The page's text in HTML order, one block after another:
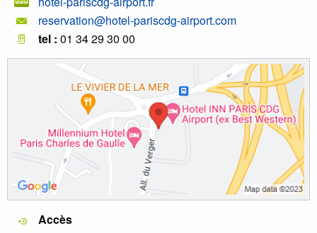
reservation@hotel-pariscdg-airport.com
tel : 01 34 29 30 00
Accès